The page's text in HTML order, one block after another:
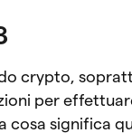
crypto,
per
cosa significa